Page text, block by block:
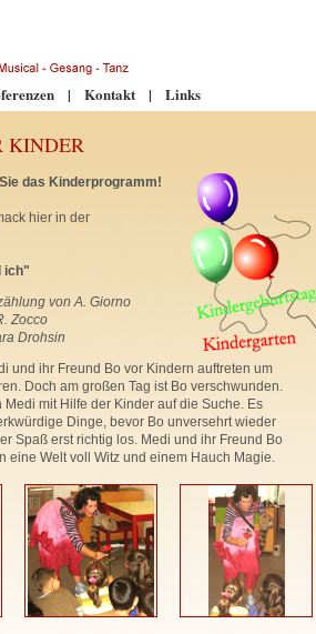
| Kontakt | Links
KINDER
das Kinderprogramm!
hier in der
ich"
von A. Giorno
Zocco
Drohsin
und ihr Freund Bo vor Kindern auftreten um
Doch am großen Tag ist Bo verschwunden.
Medi mit Hilfe der Kinder auf die Suche. Es
Dinge, bevor Bo unversehrt wieder
Spaß erst richtig los. Medi und ihr Freund Bo
eine Welt voll Witz und einem Hauch Magie.